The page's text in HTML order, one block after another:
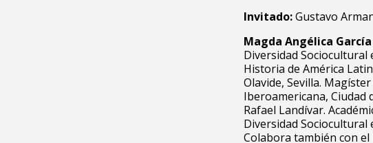
Invitado:Gustavo
Magda Angélica
Diversidad
Historia de América
Olavide, Sevilla.
Iberoamericana, Ciudad
Rafael Landívar.
Diversidad Sociocultural
Colabora también con